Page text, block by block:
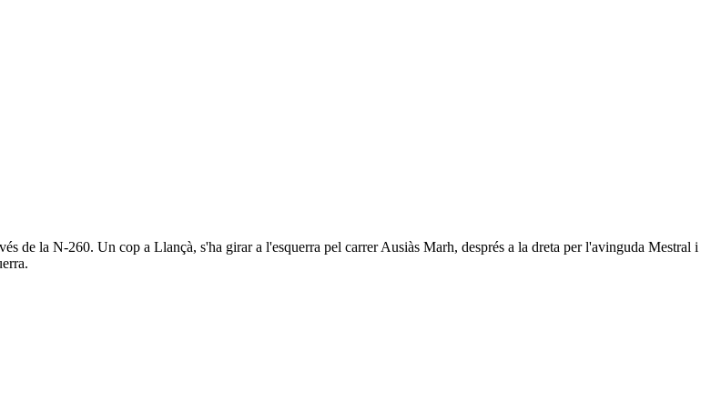
de la N-260. Un cop a Llançà, s'ha girar a l'esquerra pel carrer Ausiàs Marh, després a la dreta per l'avinguda Mestral i